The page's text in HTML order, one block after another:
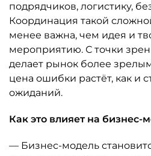
подрядчиков, логистику,
Координация такой
менее важна, чем идея и
мероприятию. С точки
делает рынок более
цена ошибки растёт, как и
ожиданий.
Как это влияет на бизнес-
— Бизнес-модель